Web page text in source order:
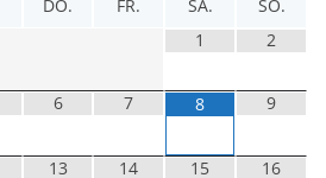
DO. FR. SA.
SO.
1
2
6 7 8 9
13 14 15 16